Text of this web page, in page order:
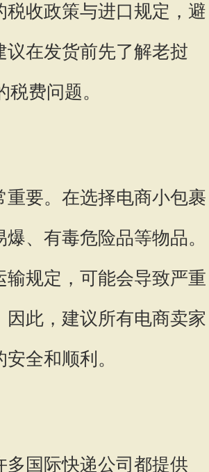
收政策与进口规定，避
在发货前先了解老挝
费问题。
要。在选择电商小包裹
、有毒危险品等物品。
规定，可能会导致严重
此，建议所有电商卖家
全和顺利。
国际快递公司都提供